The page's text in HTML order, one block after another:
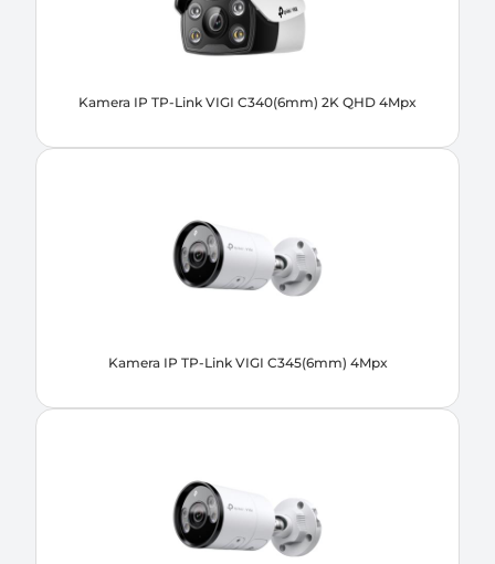
Kamera IP TP-Link VIGI C340(6mm) 2K QHD 4Mpx
Kamera IP TP-Link VIGI C345(6mm) 4Mpx